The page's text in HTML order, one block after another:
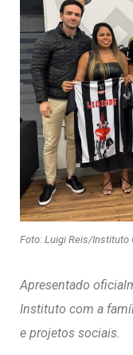
Foto: Luigi Reis/Instituto
Apresentado
Instituto com a
e projetos sociais.